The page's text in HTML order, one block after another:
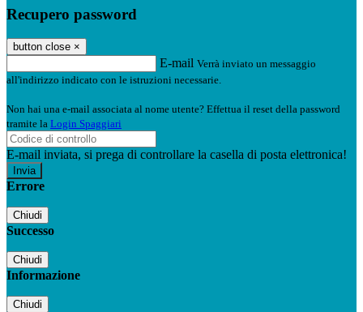
Recupero password
button close ×
E-mail Verrà inviato un messaggio
all'indirizzo indicato con le istruzioni necessarie.
Non hai una e-mail associata al nome utente? Effettua il reset della password
tramite la Login Spaggiari
E-mail inviata, si prega di controllare la casella di posta elettronica!
Errore
Chiudi
Successo
Chiudi
Informazione
Chiudi